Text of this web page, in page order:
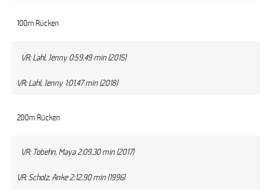
100m Rücken
VR: Lahl, Jenny 0:59,49 min (2015)
VR: Lahl, Jenny 1:01,47 min (2018)
200m Rücken
VR: Tobehn, Maya 2:09,30 min (2017)
VR: Scholz, Anke 2:12,90 min (1996)